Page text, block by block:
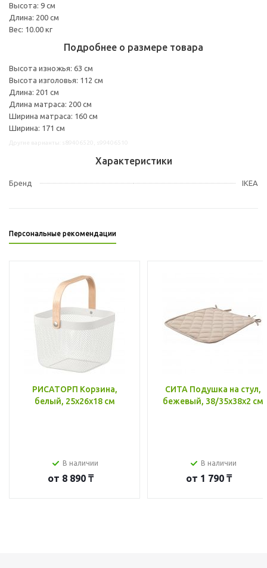
Высота: 9 см
Длина: 200 см
Вес: 10.00 кг
Подробнее о размере товара
Высота изножья: 63 см
Высота изголовья: 112 см
Длина: 201 см
Длина матраса: 200 см
Ширина матраса: 160 см
Ширина: 171 см
Характеристики
Бренд IKEA
Персональные рекомендации
РИСАТОРП Корзина,
белый, 25x26x18 см
В наличии
от 8 890 ₸
СИТА Подушка на стул,
бежевый, 38/35x38x2 см
В наличии
от 1 790 ₸